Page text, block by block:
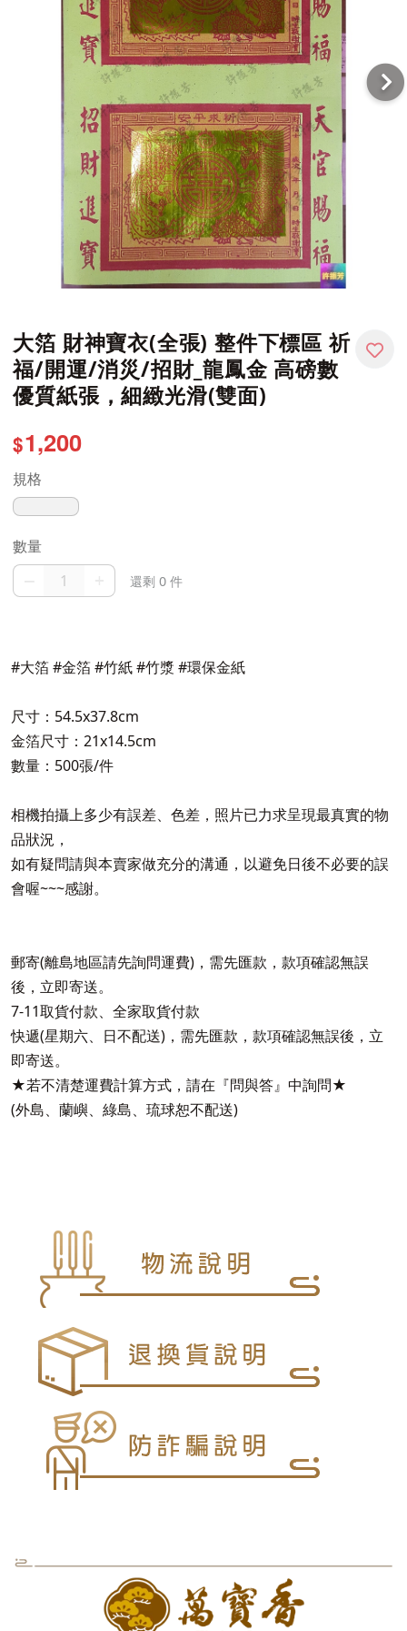
大箔 財神寶衣(全張) 整件下標區 祈
福/開運/消災/招財_龍鳳金 高磅數
優質紙張，細緻光滑(雙面)
$1,200
規格
數量
還剩 0 件
#大箔 #金箔 #竹紙 #竹漿 #環保金紙
尺寸：54.5x37.8cm
金箔尺寸：21x14.5cm
數量：500張/件
相機拍攝上多少有誤差、色差，照片已力求呈現最真實的物
品狀況，
如有疑問請與本賣家做充分的溝通，以避免日後不必要的誤
會喔~~~感謝。
郵寄(離島地區請先詢問運費)，需先匯款，款項確認無誤
後，立即寄送。
7-11取貨付款、全家取貨付款
快遞(星期六、日不配送)，需先匯款，款項確認無誤後，立
即寄送。
★若不清楚運費計算方式，請在『問與答』中詢問★
(外島、蘭嶼、綠島、琉球恕不配送)